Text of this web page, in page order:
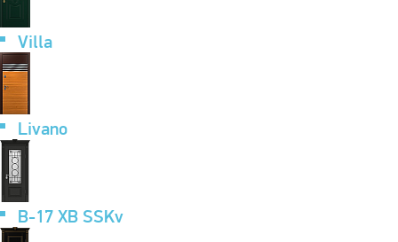
Villa
Livano
B-17 XB SSKv